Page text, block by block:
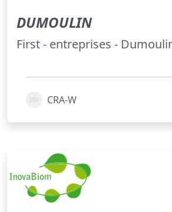
DUMOULIN
First - entreprises -
CRA-W